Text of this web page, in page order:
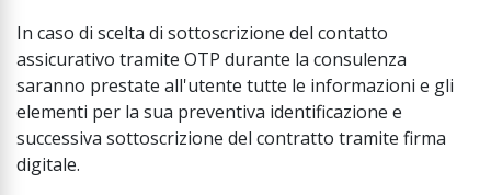
In caso di scelta di sottoscrizione del contatto
assicurativo tramite OTP durante la consulenza
saranno prestate all'utente tutte le informazioni e gli
elementi per la sua preventiva identificazione e
successiva sottoscrizione del contratto tramite firma
digitale.